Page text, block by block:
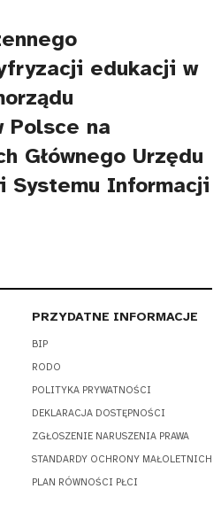
edukacji w
na
Głównego Urzędu
Systemu Informacji
PRZYDATNE INFORMACJE
BIP
RODO
POLITYKA PRYWATNOŚCI
DEKLARACJA DOSTĘPNOŚCI
ZGŁOSZENIE NARUSZENIA PRAWA
STANDARDY OCHRONY MAŁOLETNICH
PLAN RÓWNOŚCI PŁCI